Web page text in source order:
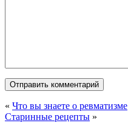
« Что вы знаете о ревматизме
Старинные рецепты »